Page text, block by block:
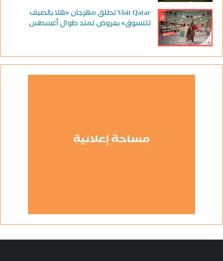
Visit Qatar تطلق مهرجان «هلا بالصيف
للتسوق» بعروض تمتد طوال أغسطس